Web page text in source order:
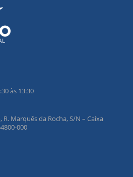
às 13:30
Marquês da Rocha, S/N – Caixa
000